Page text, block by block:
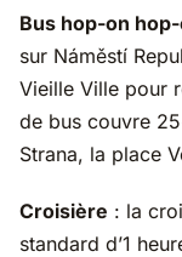
Bus hop-on
sur Náměstí
Vieille Ville pour
de bus couvre
Strana, la place
Croisière : la
standard d’1